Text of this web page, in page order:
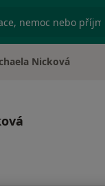
nemoc nebo
Nicková